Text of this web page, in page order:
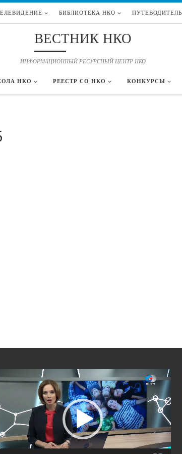
БИБЛИОТЕКА НКО ПУТЕВОДИТЕЛЬ
ВЕСТНИК НКО
ИНФОРМАЦИОННЫЙ РЕСУРСНЫЙ ЦЕНТР НКО
НКО РЕЕСТР СО НКО КОНКУРСЫ